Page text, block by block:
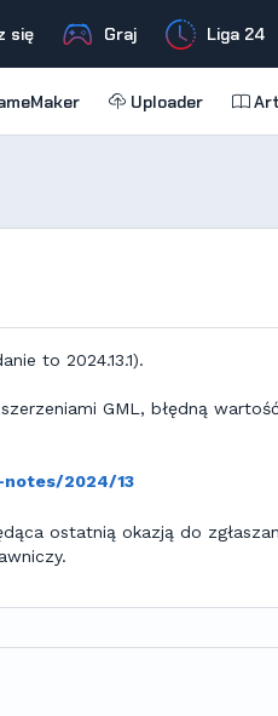
się Graj Liga 24
Uploader
to 2024.13.1).
GML, błędną
notes/2024/13
ostatnią okazją do